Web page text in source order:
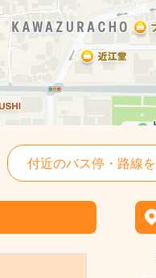
付近のバス停・路線